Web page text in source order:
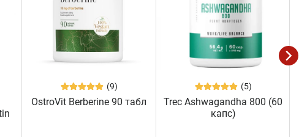
(9)
OstroVit Berberine 90 табл
(5)
Trec Ashwagandha 800 (60
капс)